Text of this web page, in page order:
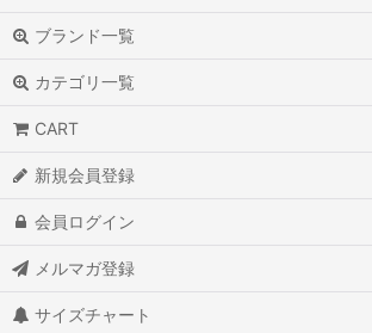
ブランド一覧
カテゴリ一覧
CART
新規会員登録
会員ログイン
メルマガ登録
サイズチャート